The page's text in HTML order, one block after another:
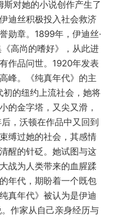
斯对她的小说创作产生了
迪丝积极投入社会救济
勋章。1899年，伊迪丝·
高尚的嗜好》，从此进
作品问世。1920年发表
峰。《纯真年代》的主
的纽约上流社会，她将
的金字塔，又尖又滑，
，沃顿在作品中又回到
缚过她的社会，其感情
醒的针砭。她试图与这
战为人类带来的血腥蹂
年代，期盼着一个既包
真年代》被认为是伊迪
作家从自己亲身经历与